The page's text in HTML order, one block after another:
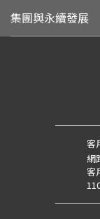
集團與永續發展
客
網
客